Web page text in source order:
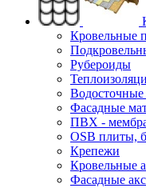
Кровельные
Рубероиды
Фасадные
ПВХ -
OSB плиты,
Крепежи
Кровельные
Фасадные